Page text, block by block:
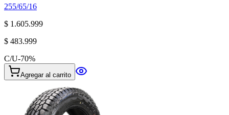
255/65/16
$ 1.605.999
$ 483.999
C/U-70%
Agregar al carrito